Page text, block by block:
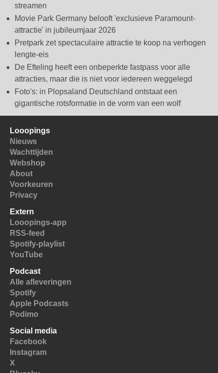
streamen
Movie Park Germany belooft 'exclusieve Paramount-
attractie' in jubileumjaar 2026
Pretpark zet spectaculaire attractie te koop na verhogen
lengte-eis
De Efteling heeft een onbeperkte fastpass voor alle
attracties, maar die is niet voor iedereen weggelegd
Foto's: in Plopsaland Deutschland ontstaat een
gigantische rotsformatie in de vorm van een wolf
Looopings
Nieuws
Wachttijden
Webshop
About
Voorkeuren
Privacy
Extern
Looopings-app
RSS-feed
Spotify-playlist
YouTube
Podcast
Alle afleveringen
Spotify
Apple Podcasts
Podimo
Social media
Facebook
Instagram
X